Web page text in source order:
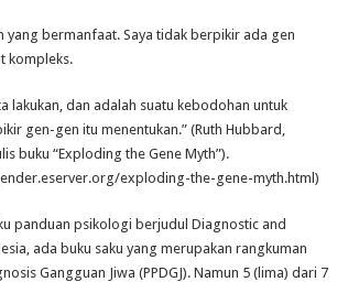
yang bermanfaat. Saya tidak berpikir ada gen
kompleks.
lakukan, dan adalah suatu kebodohan untuk
gen-gen itu menentukan.” (Ruth Hubbard,
buku “Exploding the Gene Myth”).
exploding-the-gene-myth.html)
panduan psikologi berjudul Diagnostic and
ada buku saku yang merupakan rangkuman
Gangguan Jiwa (PPDGJ). Namun 5 (lima) dari 7